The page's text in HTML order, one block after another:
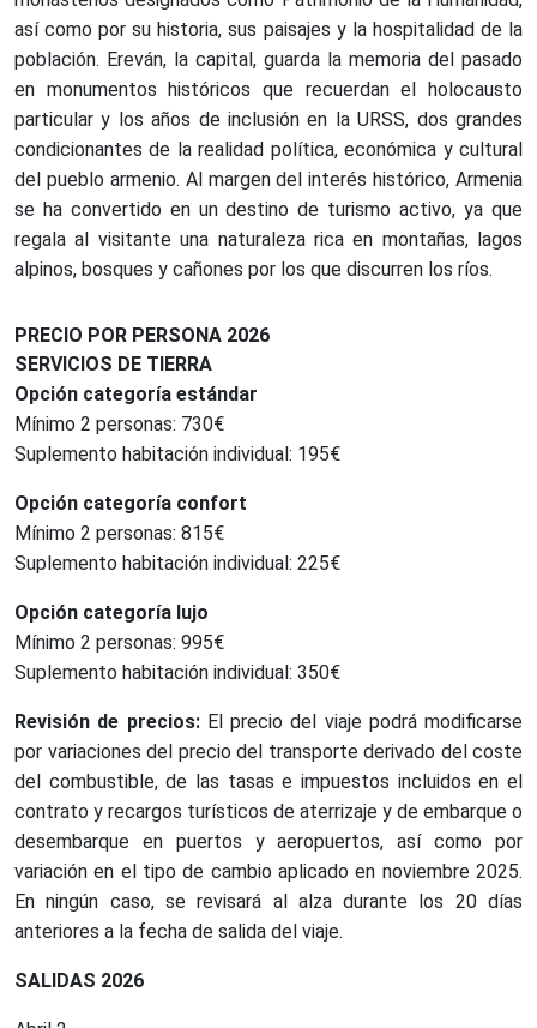
así como por su historia, sus paisajes y la hospitalidad de la
población. Ereván, la capital, guarda la memoria del pasado
en monumentos históricos que recuerdan el holocausto
particular y los años de inclusión en la URSS, dos grandes
condicionantes de la realidad política, económica y cultural
del pueblo armenio. Al margen del interés histórico, Armenia
se ha convertido en un destino de turismo activo, ya que
regala al visitante una naturaleza rica en montañas, lagos
alpinos, bosques y cañones por los que discurren los ríos.
PRECIO POR PERSONA 2026
SERVICIOS DE TIERRA
Opción categoría estándar
Mínimo 2 personas: 730€
Suplemento habitación individual: 195€
Opción categoría confort
Mínimo 2 personas: 815€
Suplemento habitación individual: 225€
Opción categoría lujo
Mínimo 2 personas: 995€
Suplemento habitación individual: 350€
Revisión de precios:El precio del viaje podrá modificarse
por variaciones del precio del transporte derivado del coste
del combustible, de las tasas e impuestos incluidos en el
contrato y recargos turísticos de aterrizaje y de embarque o
desembarque en puertos y aeropuertos, así como por
variación en el tipo de cambio aplicado en noviembre 2025.
En ningún caso, se revisará al alza durante los 20 días
anteriores a la fecha de salida del viaje.
SALIDAS 2026